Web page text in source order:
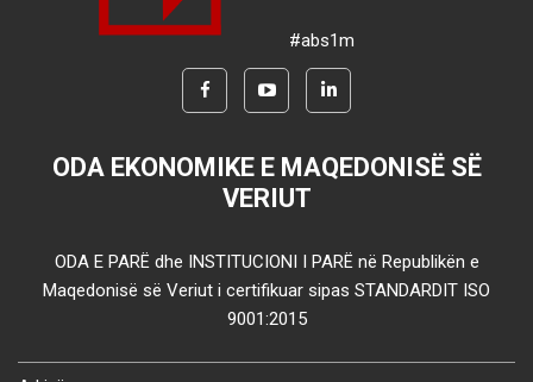
#abs1m
ODA EKONOMIKE E MAQEDONISË SË
VERIUT
ODA E PARË dhe INSTITUCIONI I PARË në Republikën e
Maqedonisë së Veriut i certifikuar sipas STANDARDIT ISO
9001:2015